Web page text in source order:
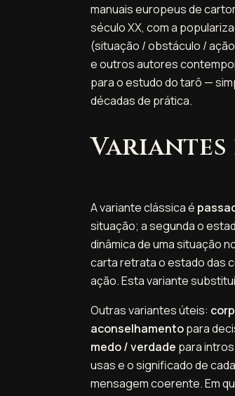
manuais europeus de
século XX, com a
(situação / obstáculo /
e outros autores
para o estudo do tarô —
décadas de prática.
Variantes
A variante clássica é
situação; a segunda o
dinâmica de uma situação
carta retrata o estado das
ação. Esta variante
Outras variantes úteis:
aconselhamentopara
medo / verdade para
usas e o significado de
mensagem coerente. Em